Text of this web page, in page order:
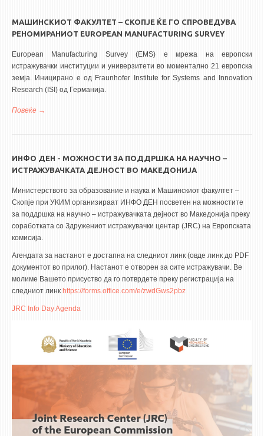
МАШИНСКИОТ ФАКУЛТЕТ – СКОПЈЕ ЌЕ ГО СПРОВЕДУВА
РЕНОМИРАНИОТ EUROPEAN MANUFACTURING SURVEY
European Manufacturing Survey (EMS) е мрежа на европски
истражувачки институции и универзитети во моментално 21 европска
земја. Иницирано е од Fraunhofer Institute for Systems and Innovation
Research (ISI) од Германија.
Повеќе за Машинскиот факултет – Скопје ќе го спроведува
ИНФО ДЕН - МОЖНОСТИ ЗА ПОДДРШКА НА НАУЧНО –
ИСТРАЖУВАЧКАТА ДЕЈНОСТ ВО МАКЕДОНИЈА
Министерството за образование и наука и Машинскиот факултет –
Скопје при УКИМ организираат ИНФО ДЕН посветен на можностите
за поддршка на научно – истражувачката дејност во Македонија преку
соработката со Здружениот истражувачки центар (JRC) на Европската
комисија.
Агендата за настанот е достапна на следниот линк (овде линк до PDF
документот во прилог). Настанот е отворен за сите истражувачи. Ве
молиме Вашето присуство да го потврдете преку регистрација на
следниот линк https://forms.office.com/e/zwdGws2pbz
JRC Info Day Agenda